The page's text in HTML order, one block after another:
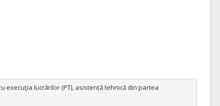
execuţia lucrărilor (PT), asistență tehnică din partea